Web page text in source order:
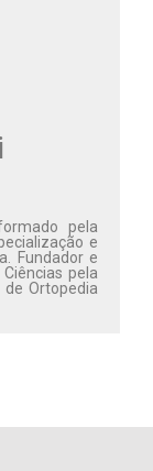
pela
e
Fundador e
pela
Ortopedia